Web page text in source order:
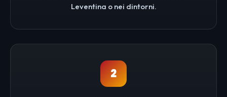
Leventina o nei dintorni.
2